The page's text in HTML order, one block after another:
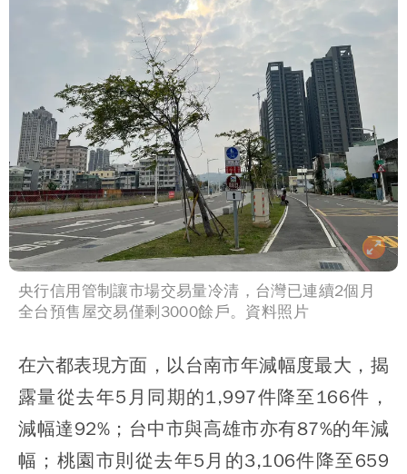
央行信用管制讓市場交易量冷清，台灣已連續2個月
全台預售屋交易僅剩3000餘戶。資料照片
在六都表現方面，以台南市年減幅度最大，揭
露量從去年5月同期的1,997件降至166件，
減幅達92%；台中市與高雄市亦有87%的年減
幅；桃園市則從去年5月的3,106件降至659